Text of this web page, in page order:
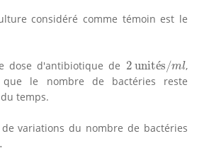
considéré comme témoin est le
dose d'antibiotique de 2 unités/ml
2 unités/ ml,
que le nombre de bactéries reste
temps.
variations du nombre de bactéries
.